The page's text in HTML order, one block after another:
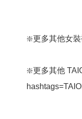
❇️更多其他女
❇️更多其他